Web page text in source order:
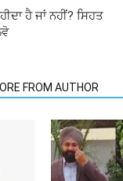
ਹੈ ਜਾਂ ਨਹੀਂ? ਸਿਹਤ
FROM AUTHOR